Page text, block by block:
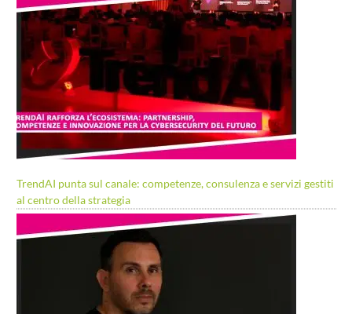
TrendAI punta sul canale: competenze, consulenza e servizi gestiti
al centro della strategia